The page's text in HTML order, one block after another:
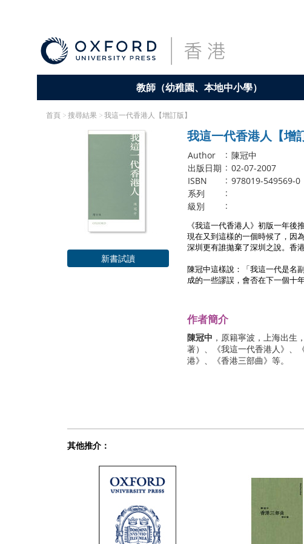
教師（幼稚園、本地中小學）
首頁 >搜尋結果 > 我這一代香港人【增訂版】
新書試讀
我這一代香港人【增
Author : 陳冠中
出版日期 : 02-07-2007
ISBN
: 978019-549569-0
系列
:
級別
:
《我這一代香港人》初版一年後
現在又到這樣的一個時候了，因
深圳更有誰拋棄了深圳之說。香
陳冠中這樣說：「我這一代是名
成的一些謬誤，會否在下一個十
作者簡介
陳冠中 ，原籍寧波，上海出
著）、《我這一代香港人》、
港》、《香港三部曲》等。
其他推介：